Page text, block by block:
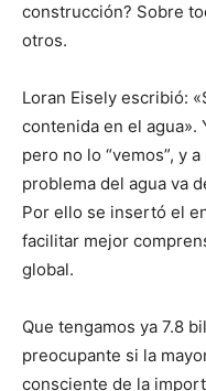
construcción? Sobre
otros.
Loran Eisely escribió:
contenida en el agua».
pero no lo “vemos”, y
problema del agua va
Por ello se insertó el
facilitar mejor
global.
Que tengamos ya 7.8
preocupante si la
consciente de la